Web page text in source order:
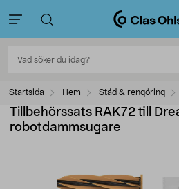
Startsida Hem Städ & rengöring
Tillbehörssats RAK72 till
robotdammsugare